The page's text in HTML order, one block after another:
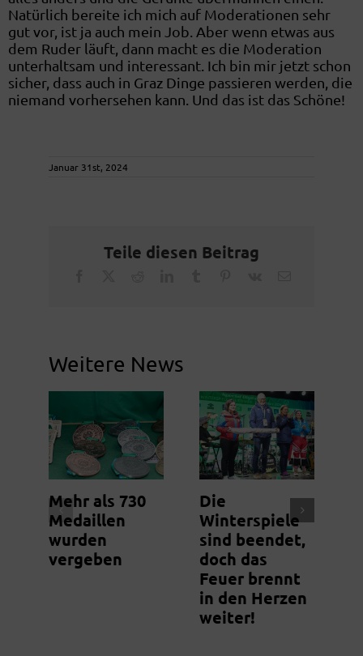
Natürlich bereite ich mich auf Moderationen sehr
gut vor, ist ja auch mein Job. Aber wenn etwas aus
dem Ruder läuft, dann macht es die Moderation
unterhaltsam und interessant. Ich bin mir jetzt schon
sicher, dass auch in Graz Dinge passieren werden, die
niemand vorhersehen kann. Und das ist das Schöne!
Januar 31st, 2024
Teile diesen Beitrag
Weitere News
Mehr als 730
Medaillen
wurden
vergeben
Die
Winterspiele
sind beendet,
doch das
Feuer brennt
in den Herzen
weiter!